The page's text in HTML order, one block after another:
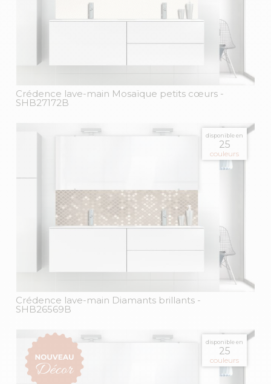
Crédence lave-main Mosaïque petits cœurs -
SHB27172B
disponible en
25
couleurs
Crédence lave-main Diamants brillants -
SHB26569B
disponible en
25
couleurs